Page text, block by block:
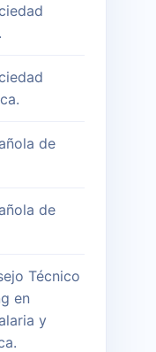
de
de
Técnico
en
y